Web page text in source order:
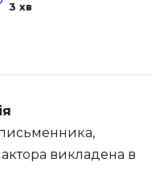
3 хв
викладена в